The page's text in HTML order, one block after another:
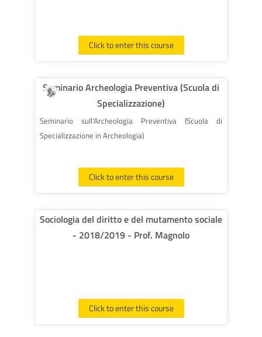
Click to enter this course
Seminario Archeologia Preventiva (Scuola di
Specializzazione)
Seminario sull'Archeologia Preventiva (Scuola di
Specializzazione in Archeologia)
Click to enter this course
Sociologia del diritto e del mutamento sociale
- 2018/2019 - Prof. Magnolo
Click to enter this course